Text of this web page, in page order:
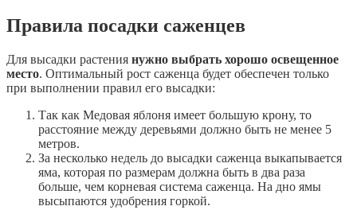
Правила посадки саженцев
Для высадки растения нужно выбрать хорошо освещенное
место. Оптимальный рост саженца будет обеспечен только
при выполнении правил его высадки:
Так как Медовая яблоня имеет большую крону, то
расстояние между деревьями должно быть не менее 5
метров.
За несколько недель до высадки саженца выкапывается
яма, которая по размерам должна быть в два раза
больше, чем корневая система саженца. На дно ямы
высыпаются удобрения горкой.